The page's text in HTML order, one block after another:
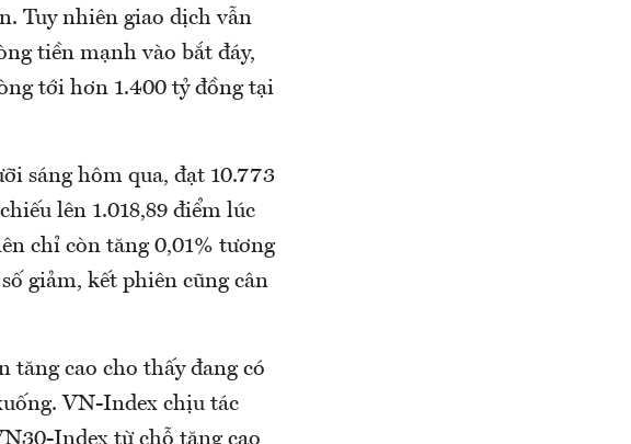
Tuy nhiên giao dịch vẫn
tiền mạnh vào bắt đáy,
tới hơn 1.400 tỷ đồng tại
sáng hôm qua, đạt 10.773
lên 1.018,89 điểm lúc
chỉ còn tăng 0,01% tương
giảm, kết phiên cũng cân
cao cho thấy đang có
VN-Index chịu tác
Index từ chỗ tăng cao